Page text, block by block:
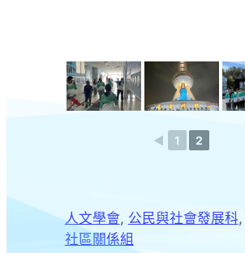
◄ 1 2
人文學會, 公民與社會發展科,
社區關係組